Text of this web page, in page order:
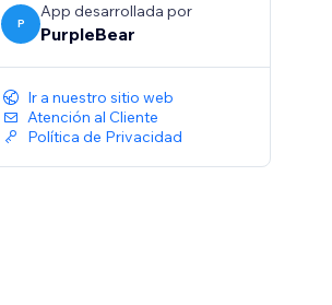
P
App desarrollada por
PurpleBear
Ir a nuestro sitio web
Atención al Cliente
Política de Privacidad